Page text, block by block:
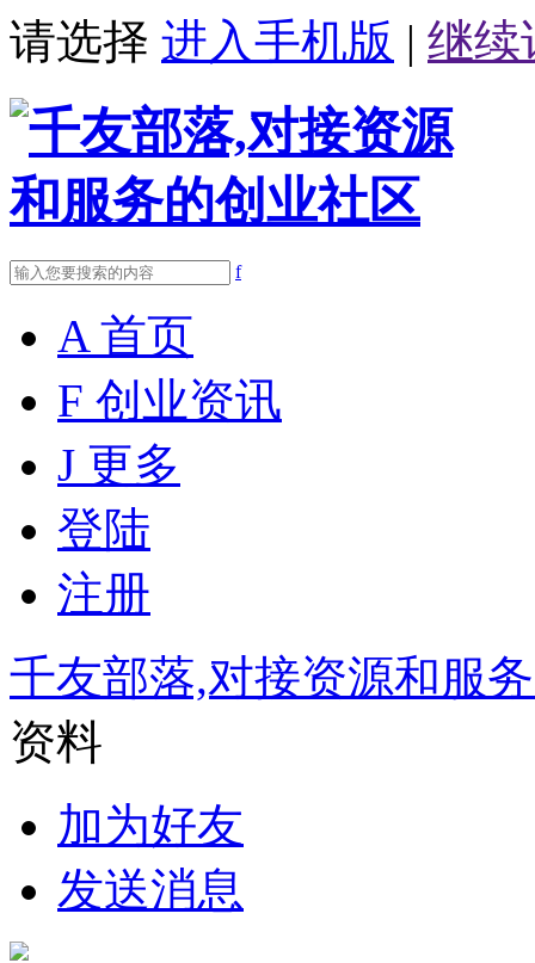
请选择 进入手机版 | 继续
f
A 首页
F 创业资讯
J 更多
登陆
注册
千友部落,对接资源和服
资料
加为好友
发送消息